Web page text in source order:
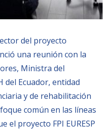
del proyecto
una reunión con la
Ministra del
del Ecuador, entidad
y de rehabilitación
común en las líneas
el proyecto FPI EURESP